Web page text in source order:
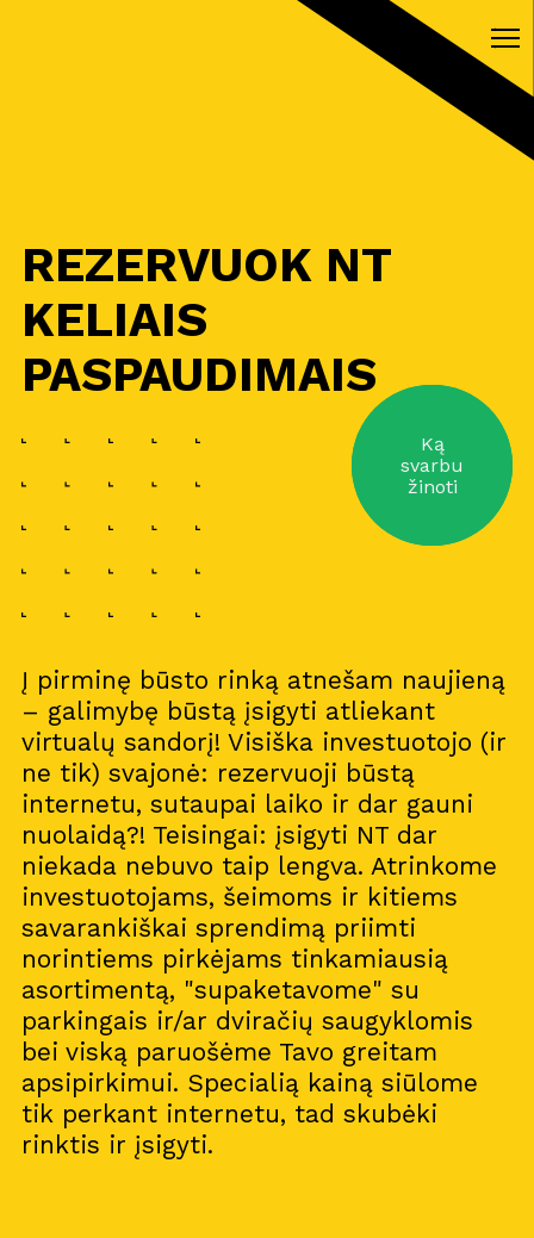
REZERVUOK NT
KELIAIS
PASPAUDIMAIS
Į pirminę būsto rinką atnešam naujieną
– galimybę būstą įsigyti atliekant
virtualų sandorį! Visiška investuotojo (ir
ne tik) svajonė: rezervuoji būstą
internetu, sutaupai laiko ir dar gauni
nuolaidą?! Teisingai: įsigyti NT dar
niekada nebuvo taip lengva. Atrinkome
investuotojams, šeimoms ir kitiems
savarankiškai sprendimą priimti
norintiems pirkėjams tinkamiausią
asortimentą, "supaketavome" su
parkingais ir/ar dviračių saugyklomis
bei viską paruošėme Tavo greitam
apsipirkimui. Specialią kainą siūlome
tik perkant internetu, tad skubėki
rinktis ir įsigyti.
Ką
svarbu
žinoti